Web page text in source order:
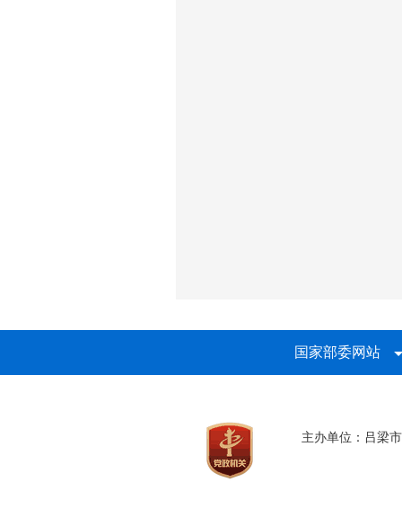
国家部委网站
主办单位：吕梁